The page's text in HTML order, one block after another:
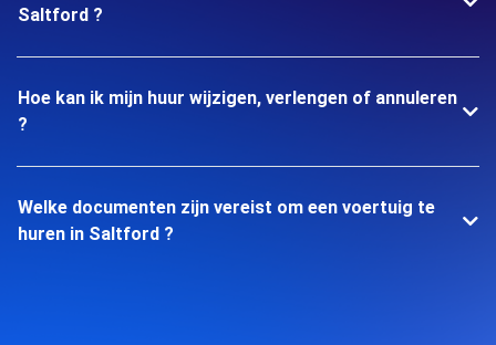
Saltford ?
Hoe kan ik mijn huur wijzigen, verlengen of annuleren
?
Welke documenten zijn vereist om een voertuig te
huren in Saltford ?